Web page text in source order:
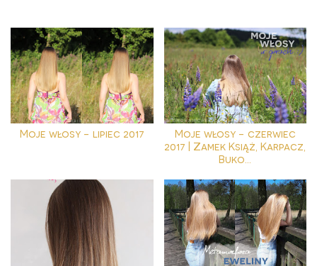
Moje włosy - lipiec 2017
Moje włosy - czerwiec
2017 | Zamek Książ, Karpacz,
Buko...